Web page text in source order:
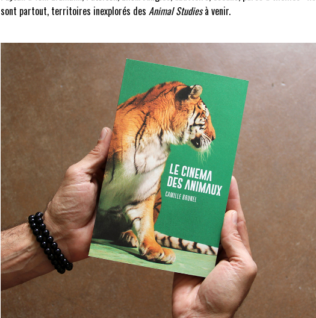
sont partout, territoires inexplorés des Animal Studiesà venir.